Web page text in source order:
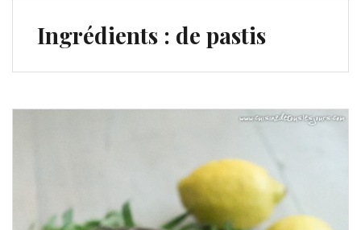
Ingrédients : de pastis